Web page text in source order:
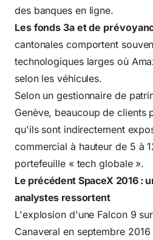
des banques en ligne.
Les fonds 3a et de
cantonales comportent
technologiques larges où
selon les véhicules.
Selon un gestionnaire de
Genève, beaucoup de clients
qu'ils sont indirectement
commercial à hauteur de 5 à
portefeuille « tech globale ».
Le précédent SpaceX 2016 :
analystes ressortent
L'explosion d'une Falcon9
Canaveral en septembre